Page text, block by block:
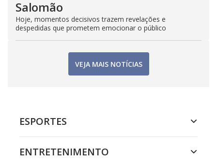
Salomão
Hoje, momentos decisivos trazem revelações e
despedidas que prometem emocionar o público
VEJA MAIS NOTÍCIAS
ESPORTES
ENTRETENIMENTO